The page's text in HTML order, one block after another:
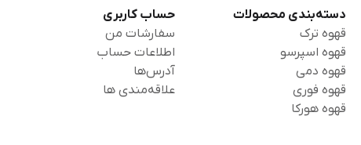
دسته‌بندی محصولات
قهوه ترک
قهوه اسپرسو
قهوه دمی
قهوه فوری
قهوه هورکا
حساب کاربری
سفارشات من
اطلاعات حساب
آدرس‌ها
علاقه‌مندی ها